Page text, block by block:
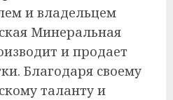
и владельцем
Минеральная
и продает
Благодаря своему
таланту и